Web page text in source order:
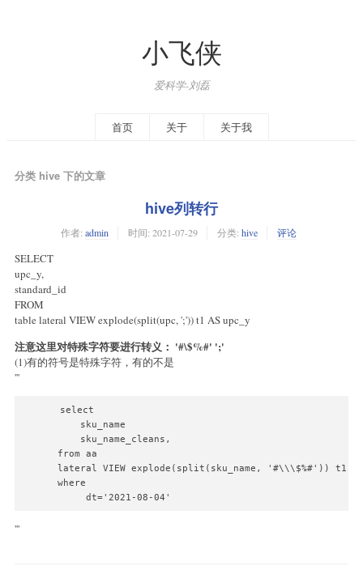
小飞侠
爱科学-刘磊
首页 关于 关于我
分类 hive 下的文章
hive列转行
作者: admin 时间: 2021-07-29 分类: hive 评论
SELECT
upc_y,
standard_id
FROM
table lateral VIEW explode(split(upc, ';')) t1 AS upc_y
注意这里对特殊字符要进行转义： '#\$%#' ';'
(1)有的符号是特殊字符，有的不是
'''
select
     sku_name
     sku_name_cleans,
from aa
lateral VIEW explode(split(sku_name, '#\\\$%#')) t1 AS
where
      dt='2021-08-04'
'''